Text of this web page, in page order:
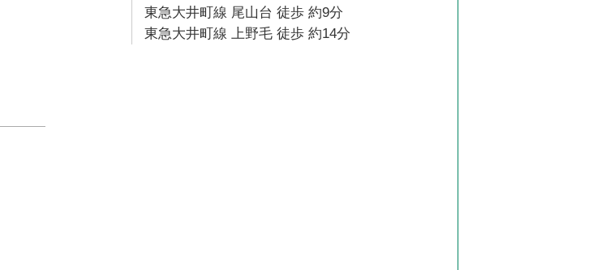
東急大井町線 尾山台 徒歩 約9分
東急大井町線 上野毛 徒歩 約14分